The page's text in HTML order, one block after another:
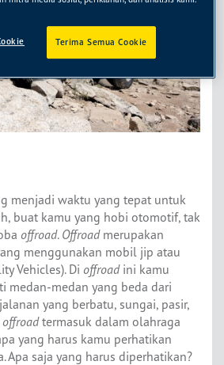
menjadi waktu yang tepat untuk
buat kamu yang hobi otomotif, tak
offroad. Offroadmerupakan
menggunakan mobil jip atau
Vehicles). Di offroadini kamu
medan-medan yang beda dari
yang berbatu, sungai, pasir,
offroadtermasuk dalam olahraga
yang harus kamu perhatikan
Apa saja yang harus diperhatikan?
Terima Semua Cookie